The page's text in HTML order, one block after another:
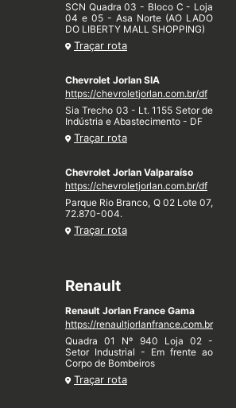
SCN Quadra 03 - Bloco C - Loja
04 e 05 - Asa Norte (AO LADO
DO LIBERTY MALL SHOPPING)
Traçar rota
Chevrolet Jorlan SIA
https://chevroletjorlan.com.br/df
Sia Trecho 03 - Lt. 1155 Setor de
Indústria e Abastecimento - DF
Traçar rota
Chevrolet Jorlan Valparaíso
https://chevroletjorlan.com.br/df
Parque Rio Branco, Q 02 Lote 07,
72.870-004.
Traçar rota
Renault
Renault Jorlan France Gama
https://renaultjorlanfrance.com.br
Quadra 01 Nº 940 Loja 02 -
Setor Industrial - Em frente ao
Corpo de Bombeiros
Traçar rota